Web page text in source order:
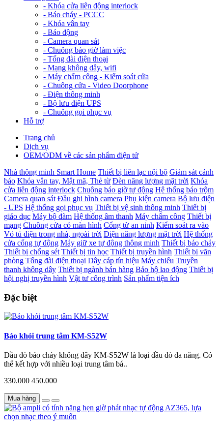
- Khóa cửa liên động interlock
- Báo cháy - PCCC
- Khóa vân tay
- Báo động
- Camera quan sát
- Chuông báo giờ làm việc
- Tổng đài điện thoại
- Mạng không dây, wifi
- Máy chấm công - Kiểm soát cửa
- Chuông cửa - Video Doorphone
- Điện thông minh
- Bộ lưu điện UPS
- Chuông gọi phục vụ
Hỗ trợ
Trang chủ
Dịch vụ
OEM/ODM về các sản phẩm điện tử
Nhà thông minh Smart Home Thiết bị liên lạc nội bộ Giám sát cảnh
báo Khóa vân tay, Mật mã, Thẻ từ Đèn năng lượng mặt trời Khóa
cửa liên động interlock Chuông báo giờ tự động Hệ thống báo trộm
Camera quan sát Đầu ghi hình camera Phụ kiện camera Bộ lưu điện
- UPS Hệ thống gọi phục vụ Thiết bị vệ sinh thông minh Thiết bị
giáo dục Máy bộ đàm Hệ thống âm thanh Máy chấm công Thiết bị
mạng Chuông cửa có màn hình Cổng từ an ninh Kiểm soát ra vào
Vỏ tủ điện trong nhà, ngoài trời Điện năng lượng mặt trời Hệ thống
cửa cổng tự động Máy giữ xe tự động thông minh Thiết bị báo cháy
Thiết bị chống sét Thiết bị tin học Thiết bị truyền hình Thiết bị văn
phòng Tổng đài điện thoại Dây cáp tín hiệu Máy chiếu Truyền
thanh không dây Thiết bị ngành bán hàng Bảo hộ lao động Thiết bị
hội nghị truyền hình Vật tư công trình Sản phẩm tiện ích
Đặc biệt
Báo khói trung tâm KM-S52W
Đầu dò báo cháy không dây KM-S52W là loại đầu dò đa năng. Có
thể kết hợp với nhiều loại trung tâm bá..
330.000 450.000
Mua hàng